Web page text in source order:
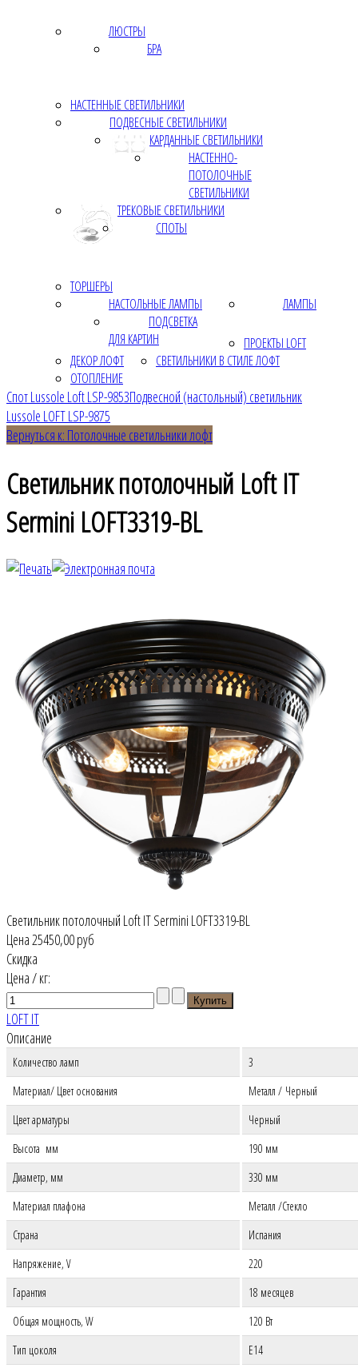
ЛЮСТРЫ
БРА
НАСТЕННЫЕ СВЕТИЛЬНИКИ
ПОДВЕСНЫЕ СВЕТИЛЬНИКИ
КАРДАННЫЕ СВЕТИЛЬНИКИ
НАСТЕННО-
ПОТОЛОЧНЫЕ
СВЕТИЛЬНИКИ
ТРЕКОВЫЕ СВЕТИЛЬНИКИ
СПОТЫ
ТОРШЕРЫ
НАСТОЛЬНЫЕ ЛАМПЫ
ПОДСВЕТКА
ДЛЯ КАРТИН
ЛАМПЫ
ПРОЕКТЫ LOFT
ДЕКОР ЛОФТ
СВЕТИЛЬНИКИ В СТИЛЕ ЛОФТ
ОТОПЛЕНИЕ
Спот Lussole Loft LSP-9853Подвесной (настольный) светильник
Lussole LOFT LSP-9875
Вернуться к: Потолочные светильники лофт
Светильник потолочный Loft IT
Sermini LOFT3319-BL
Светильник потолочный Loft IT Sermini LOFT3319-BL
Цена 25450,00 руб
Скидка
Цена / кг:
LOFT IT
Описание
Количество ламп
3
Материал/ Цвет основания Металл / Черный
Цвет арматуры
Черный
Высота мм
190 мм
Диаметр, мм
330 мм
Материал плафона
Металл /Стекло
Страна
Испания
Напряжение, V
220
Гарантия
18 месяцев
Общая мощность, W
120 Вт
Тип цоколя
E14